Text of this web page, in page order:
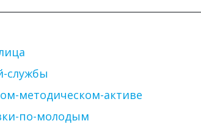
службы
методическом-активе
по-молодым